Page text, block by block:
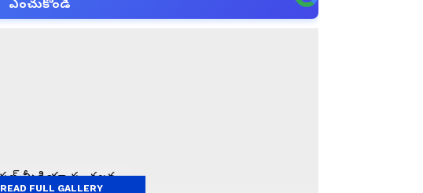
ఎంచుకోండి
READ FULL GALLERY